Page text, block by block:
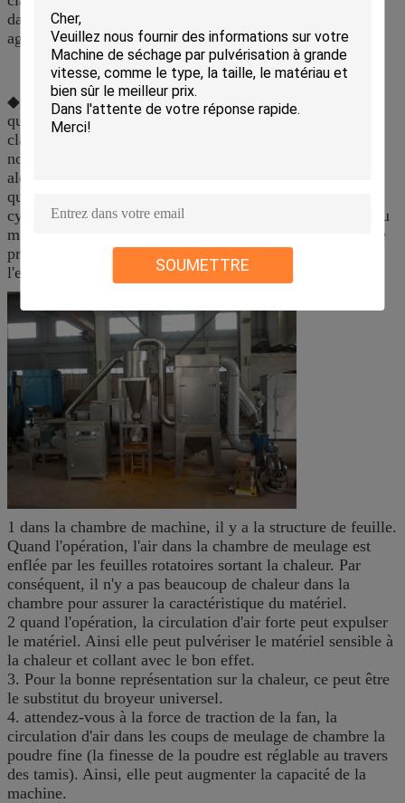
SOUMETTRE
dans la révolution, l'Armée de l'Air et la force centrifuge
agissent sur la poudre.
◆ comme particules dont les diamètres sont plus grands
que le diamètre critique (diamètre des particules de
classification) ont une grande masse, ils sont jetés de
nouveau dans la chambre de meulage à rectifier encore,
alors que les particules dont les diamètres sont plus petits
que le diamètre critique entrent dans le séparateur
cyclonique et filtre à manches par l'intermédiaire du tuyau
matériel de sortie soit des moyens du transport de vent de
pression négative. Le matériel de décharge répond à
l'exigence pour le produit.
1 dans la chambre de machine, il y a la structure de feuille.
Quand l'opération, l'air dans la chambre de meulage est
enflée par les feuilles rotatoires sortant la chaleur. Par
conséquent, il n'y a pas beaucoup de chaleur dans la
chambre pour assurer la caractéristique du matériel.
2 quand l'opération, la circulation d'air forte peut expulser
le matériel. Ainsi elle peut pulvériser le matériel sensible à
la chaleur et collant avec le bon effet.
3. Pour la bonne représentation sur la chaleur, ce peut être
le substitut du broyeur universel.
4. attendez-vous à la force de traction de la fan, la
circulation d'air dans les coups de meulage de chambre la
poudre fine (la finesse de la poudre est réglable au travers
des tamis). Ainsi, elle peut augmenter la capacité de la
machine.